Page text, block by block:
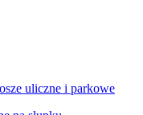
uliczne i parkowe